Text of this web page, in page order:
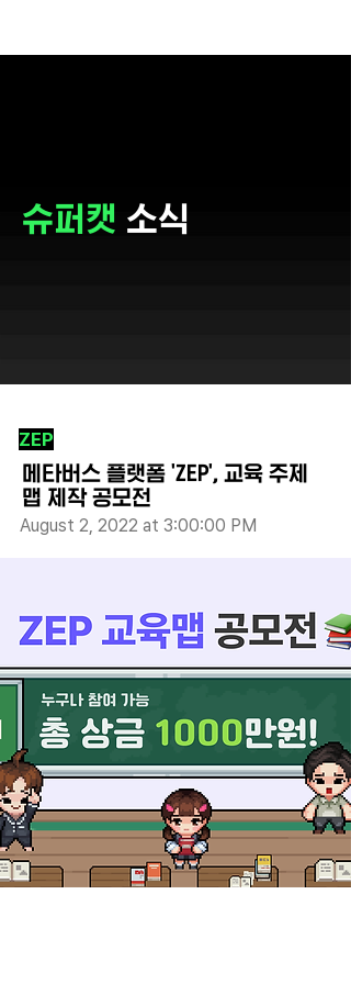
슈퍼캣 소식
ZEP
메타버스 플랫폼 'ZEP', 교육 주제
맵 제작 공모전
August 2, 2022 at 3:00:00 PM